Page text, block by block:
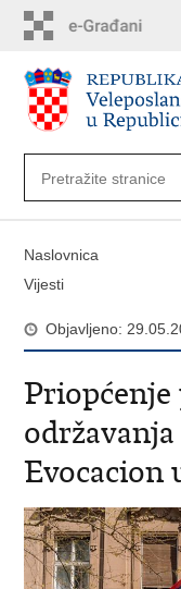
sadržaj
Naslovnica
Vijesti
Objavljeno:
Evocacion